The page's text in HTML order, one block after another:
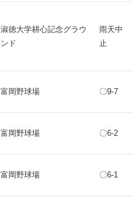
淑徳大学耕心記念グラウ
ンド
雨天中
止
富岡野球場 〇9-7
富岡野球場 〇6-2
富岡野球場 〇6-1